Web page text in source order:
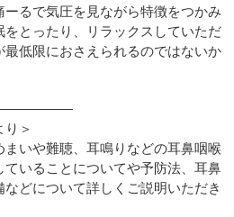
るで気圧を見ながら特徴をつかみ
とったり、リラックスしていただ
最低限におさえられるのではないか
り＞
いや難聴、耳鳴りなどの耳鼻咽喉
いることについてや予防法、耳鼻
どについて詳しくご説明いただき